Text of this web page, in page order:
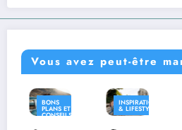
Vous avez peut-être
INSPIRATION
& LIFESTYLE
BONS
PLANS ET
CONSEILS